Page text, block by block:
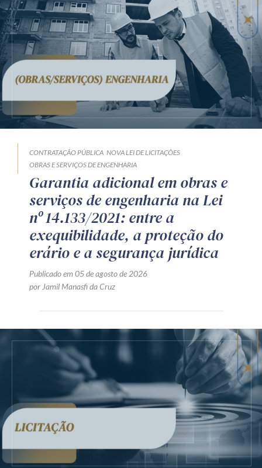
CONTRATAÇÃO PÚBLICA NOVA LEI DE LICITAÇÕES
OBRAS E SERVIÇOS DE ENGENHARIA
Garantia adicional em obras e
serviços de engenharia na Lei
nº 14.133/2021: entre a
exequibilidade, a proteção do
erário e a segurança jurídica
Publicado em 05 de agosto de 2026
por Jamil Manasfi da Cruz